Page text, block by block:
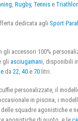
, Rugby, Tennis e Triathlon
dedicata agli Sport
gli accessori 100%
gli asciugamani , disponibili
da 22 40 e 70 litri.
personalizzate, il
in piscina, i
squadre agonistiche e